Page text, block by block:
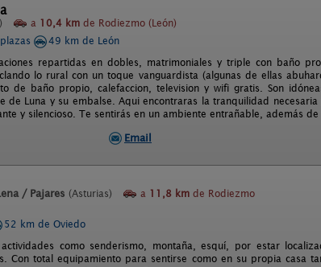
a 10,4 km de Rodiezmo (León)
49 km de León
repartidas en dobles, matrimoniales y triple con baño
lo rural con un toque vanguardista (algunas de ellas
de baño propio, calefaccion, television y wifi gratis. Son
de Luna y su embalse. Aqui encontraras la tranquilidad
y silencioso. Te sentirás en un ambiente entrañable, además
Email
/ Pajares (Asturias) a 11,8 km de Rodiezmo
52 km de Oviedo
como senderismo, montaña, esquí, por estar
Con total equipamiento para sentirse como en su propia casa